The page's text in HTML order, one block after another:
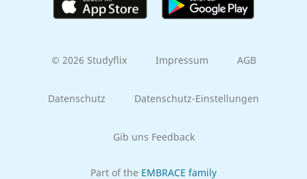
© 2026 Studyflix Impressum AGB
Datenschutz Datenschutz-Einstellungen
Gib uns Feedback
Part of the EMBRACE family